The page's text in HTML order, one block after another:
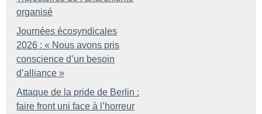
organisé
Journées écosyndicales
2026 : « Nous avons pris
conscience d’un besoin
d’alliance »
Attaque de la pride de Berlin :
faire front uni face à l’horreur